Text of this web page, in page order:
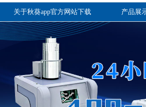
关于秋葵app官方网站下载 产品展